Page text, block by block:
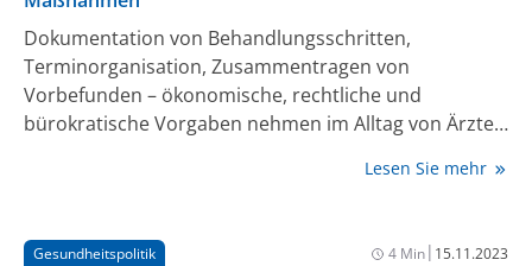
Dokumentation von Behandlungsschritten,
Terminorganisation, Zusammentragen von
Vorbefunden – ökonomische, rechtliche und
bürokratische Vorgaben nehmen im Alltag von Ärzten
Für die eigentliche Patientenversorgung bleibt trotz
einer Konferenz des Berufsverbandes für
Lesen Sie mehr
Gesundheitspolitik 4 Min| 15.11.2023